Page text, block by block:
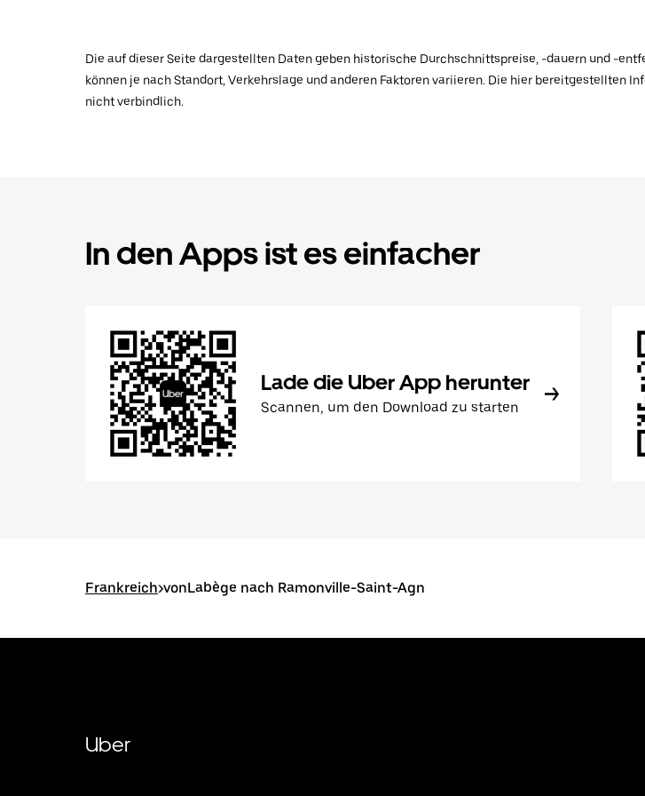
Die auf dieser Seite dargestellten Daten geben historische Durchschnittspreise, -dauern und -
können je nach Standort, Verkehrslage und anderen Faktoren variieren. Die hier bereitgestellten
nicht verbindlich.
In den Apps ist es einfacher
Lade die Uber App herunter
Scannen, um den Download zu starten
Frankreich>vonLabège nach Ramonville-Saint-Agn
Uber